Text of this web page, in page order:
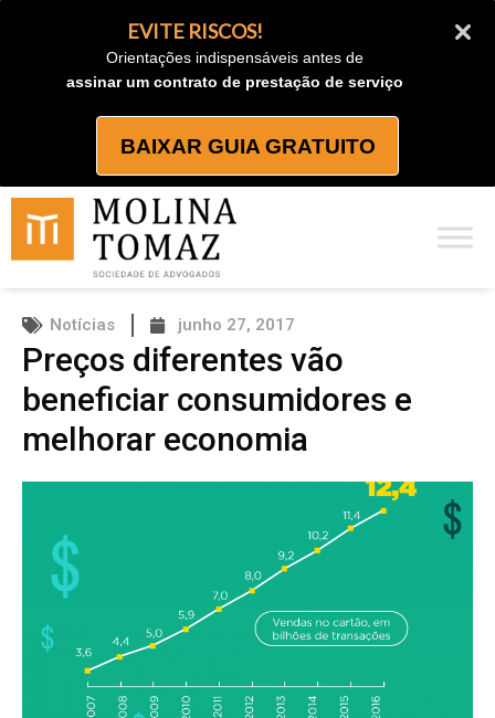
EVITE RISCOS!
Orientações indispensáveis antes de
assinar um contrato de prestação de serviço
BAIXAR GUIA GRATUITO
Notícias junho 27, 2017
Preços diferentes vão
beneficiar consumidores e
melhorar economia